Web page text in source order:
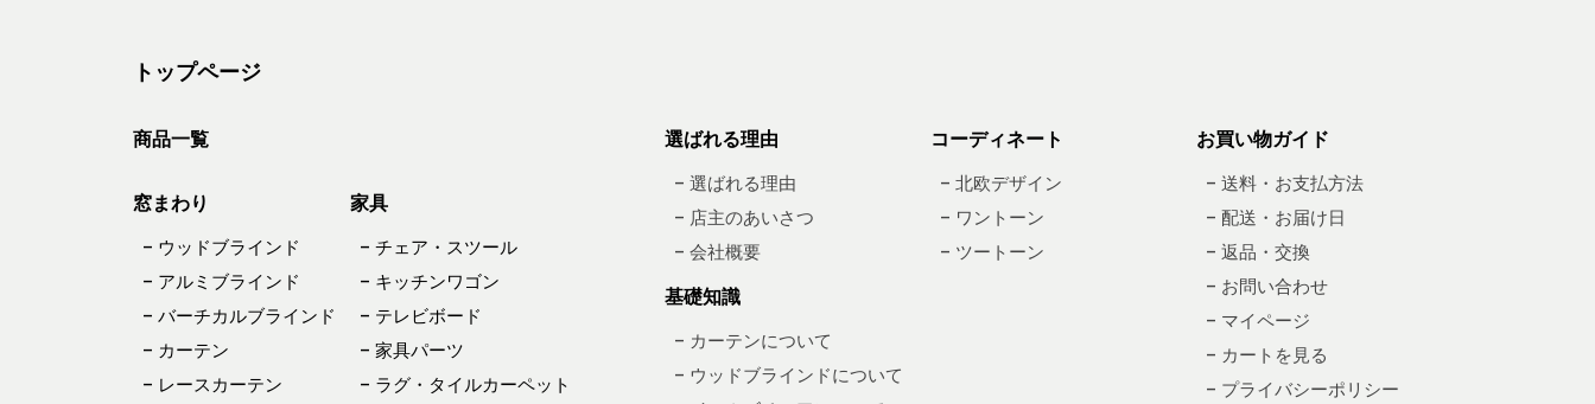
トップページ
商品一覧
窓まわり
– ウッドブラインド
– アルミブラインド
– バーチカルブラインド
– カーテン
– レースカーテン
家具
– チェア・スツール
– キッチンワゴン
– テレビボード
– 家具パーツ
– ラグ・タイルカーペット
選ばれる理由
– 選ばれる理由
– 店主のあいさつ
– 会社概要
基礎知識
– カーテンについて
– ウッドブラインドについて
コーディネート
– 北欧デザイン
– ワントーン
– ツートーン
お買い物ガイド
– 送料・お支払方法
– 配送・お届け日
– 返品・交換
– お問い合わせ
– マイページ
– カートを見る
– プライバシーポリシー